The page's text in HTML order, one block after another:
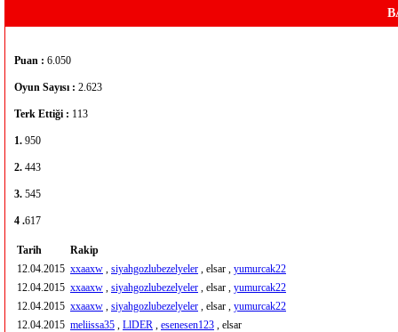
Puan : 6.050
Oyun Sayısı : 2.623
Terk Ettiği : 113
1. 950
2. 443
3. 545
4 .617
Tarih
Rakip
12.04.2015 xxaaxw , siyahgozlubezelyeler , elsar , yumurcak22
12.04.2015 xxaaxw , siyahgozlubezelyeler , elsar , yumurcak22
12.04.2015 xxaaxw , siyahgozlubezelyeler , elsar , yumurcak22
12.04.2015 meliissa35 , LlDER , esenesen123 , elsar